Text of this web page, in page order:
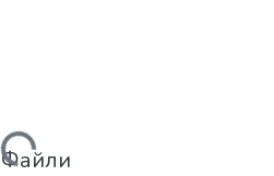
Вантажиться...
Файли